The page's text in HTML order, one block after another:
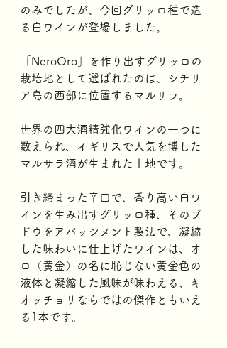
のみでしたが、今回グリッロ種で造
る白ワインが登場しました。
「NeroOro」を作り出すグリッロの
栽培地として選ばれたのは、シチリ
ア島の西部に位置するマルサラ。
世界の四大酒精強化ワインの一つに
数えられ、イギリスで人気を博した
マルサラ酒が生まれた土地です。
引き締まった辛口で、香り高い白ワ
インを生み出すグリッロ種、そのブ
ドウをアパッシメント製法で、凝縮
した味わいに仕上げたワインは、オ
ロ（黄金）の名に恥じない黄金色の
液体と凝縮した風味が味わえる、キ
オッチョリならではの傑作ともいえ
る1本です。